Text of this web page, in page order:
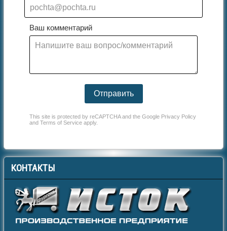
Ваш комментарий
Отправить
This site is protected by reCAPTCHA and the Google Privacy Policy
and Terms of Service apply.
КОНТАКТЫ